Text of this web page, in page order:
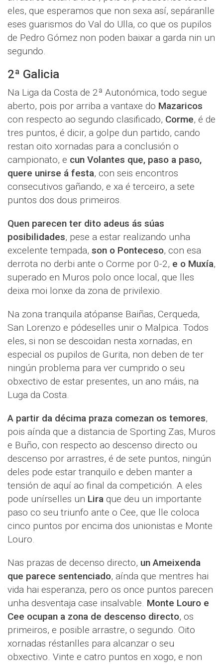
eles, que esperamos que non sexa así, sepáranlle
eses guarismos do Val do Ulla, co que os pupilos
de Pedro Gómez non poden baixar a garda nin un
segundo.
2ª Galicia
Na Liga da Costa de 2ª Autonómica, todo segue
aberto, pois por arriba a vantaxe do Mazaricos
con respecto ao segundo clasificado, Corme, é de
tres puntos, é dicir, a golpe dun partido, cando
restan oito xornadas para a conclusión o
campionato, e cun Volantes que, paso a paso,
quere unirse á festa, con seis encontros
consecutivos gañando, e xa é terceiro, a sete
puntos dos dous primeiros.
Quen parecen ter dito adeus ás súas
posibilidades, pese a estar realizando unha
excelente tempada, son o Ponteceso, con esa
derrota no derbi ante o Corme por 0-2, e o Muxía,
superado en Muros polo once local, que lles
deixa moi lonxe da zona de privilexio.
Na zona tranquila atópanse Baiñas, Cerqueda,
San Lorenzo e pódeselles unir o Malpica. Todos
eles, si non se descoidan nesta xornadas, en
especial os pupilos de Gurita, non deben de ter
ningún problema para ver cumprido o seu
obxectivo de estar presentes, un ano máis, na
Luga da Costa.
A partir da décima praza comezan os temores,
pois aínda que a distancia de Sporting Zas, Muros
e Buño, con respecto ao descenso directo ou
descenso por arrastres, é de sete puntos, ningún
deles pode estar tranquilo e deben manter a
tensión de aquí ao final da competición. A eles
pode unírselles un Lira que deu un importante
paso co seu triunfo ante o Cee, que lle coloca
cinco puntos por encima dos unionistas e Monte
Louro.
Nas prazas de decenso directo, un Ameixenda
que parece sentenciado, aínda que mentres hai
vida hai esperanza, pero os once puntos parecen
unha desventaja case insalvable. Monte Louro e
Cee ocupan a zona de descenso directo, os
primeiros, e posible arrastre, o segundo. Oito
xornadas réstanlles para alcanzar o seu
obxectivo. Vinte e catro puntos en xogo, e non